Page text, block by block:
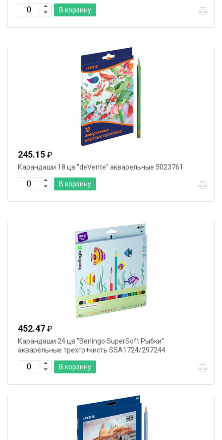
В корзину
245.15 ₽
Карандаши 18 цв "deVente" акварельные 5023761
В корзину
452.47 ₽
Карандаши 24 цв "Berlingo.SuperSoft.Рыбки"
акварельные трехгр+кисть SSA1724/297244
В корзину